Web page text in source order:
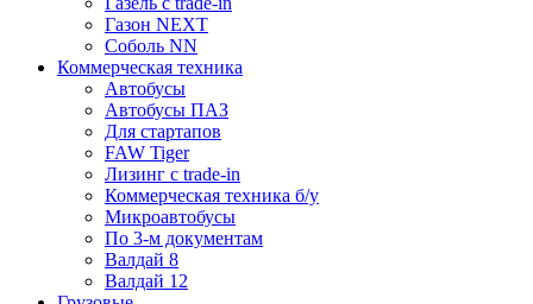
Газон NEXT
Соболь NN
Коммерческая техника
Автобусы
Автобусы ПАЗ
Для стартапов
FAW Tiger
Лизинг с trade-in
Коммерческая техника б/у
Микроавтобусы
По 3-м документам
Валдай 8
Валдай 12